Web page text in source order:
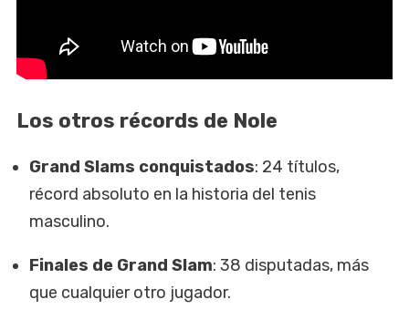
Los otros récords de Nole
Grand Slams conquistados: 24 títulos,
récord absoluto en la historia del tenis
masculino.
Finales de Grand Slam: 38 disputadas, más
que cualquier otro jugador.